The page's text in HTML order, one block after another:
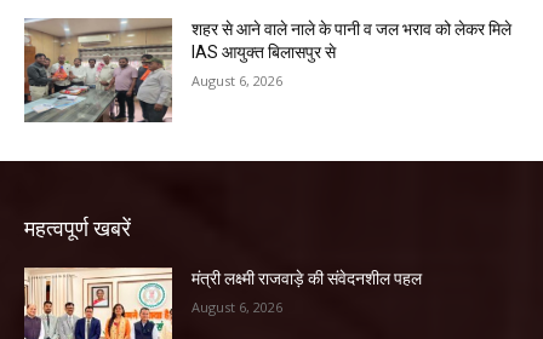
शहर से आने वाले नाले के पानी व जल भराव को लेकर मिले
IAS आयुक्त बिलासपुर से
August 6, 2026
महत्वपूर्ण खबरें
मंत्री लक्ष्मी राजवाड़े की संवेदनशील पहल
August 6, 2026